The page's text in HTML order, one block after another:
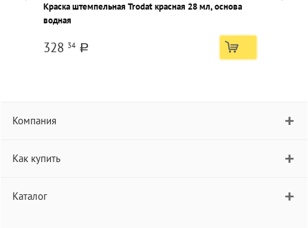
Краска штемпельная Trodat красная 28 мл, основа
водная
328 34 a
Компания
Как купить
Каталог